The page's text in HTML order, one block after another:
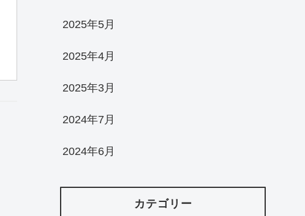
2025年5月
2025年4月
2025年3月
2024年7月
2024年6月
カテゴリー